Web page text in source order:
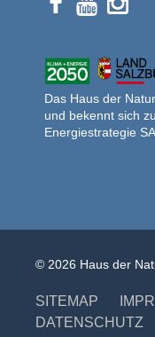
Das Haus der
und bekennt sich
Energiestrategie
© 2026 Haus der
SITEMAP
DATENSCHUTZ